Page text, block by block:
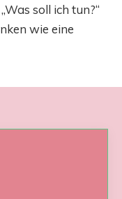
soll ich tun?“
wie eine